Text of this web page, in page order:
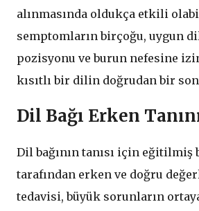
alınmasında oldukça etkili
semptomların birçoğu, uygun
pozisyonu ve burun nefesine
kısıtlı bir dilin doğrudan bir
Dil Bağı Erken
Dil bağının tanısı için eğitilmiş
tarafından erken ve doğru
tedavisi, büyük sorunların